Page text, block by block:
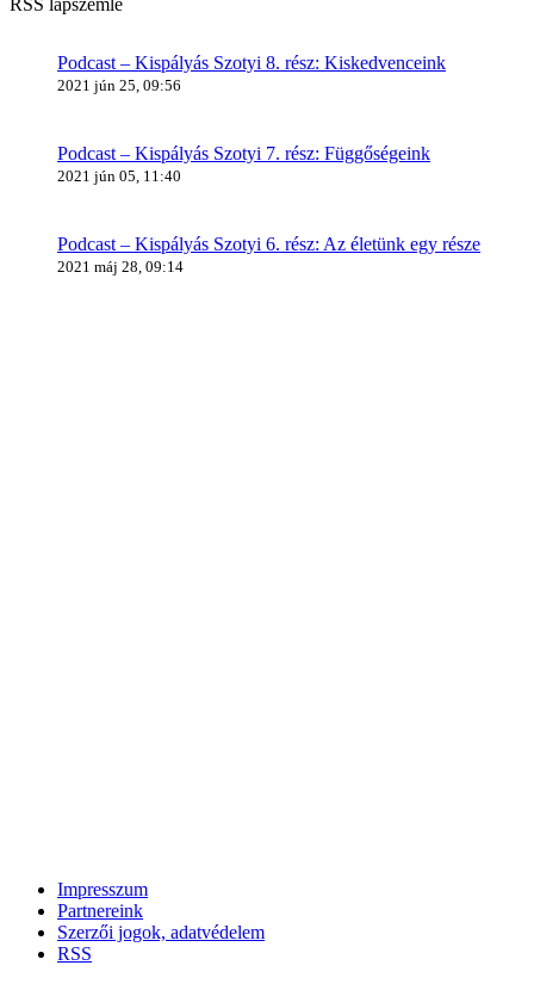
Podcast – Kispályás Szotyi 8. rész: Kiskedvenceink
2021 jún 25, 09:56
Podcast – Kispályás Szotyi 7. rész: Függőségeink
2021 jún 05, 11:40
Podcast – Kispályás Szotyi 6. rész: Az életünk egy része
2021 máj 28, 09:14
Impresszum
Partnereink
Szerzői jogok, adatvédelem
RSS